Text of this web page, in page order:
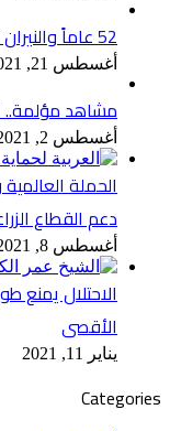
52 عاماً والنيران لم تنطفئ في المسجد الأقصى المبارك
أغسطس 21, 2021
مشاهد مؤلمة..
أغسطس 2, 2021
الحملة
دعم القطاع
أغسطس 8, 2021
الاحتلال يمنع
الأقصى
يناير 11, 2021
Categories